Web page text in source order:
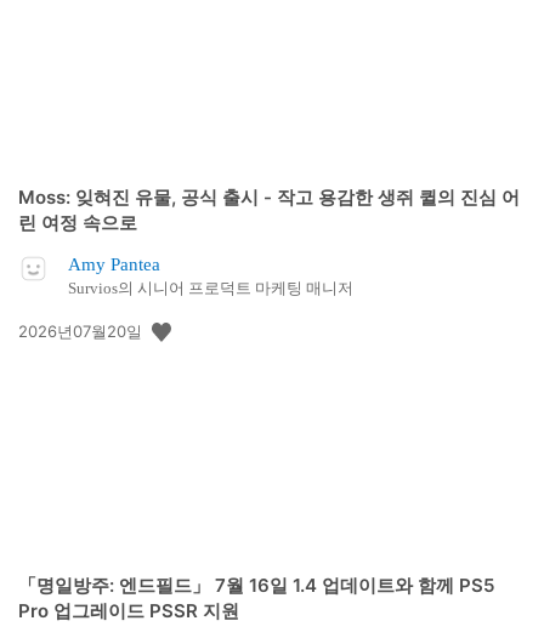
Moss: 잊혀진 유물, 공식 출시 - 작고 용감한 생쥐 퀼의 진심 어
린 여정 속으로
Amy Pantea
Survios의 시니어 프로덕트 마케팅 매니저
공
2026년07월20일
「명일방주: 엔드필드」 7월 16일 1.4 업데이트와 함께 PS5
Pro 업그레이드 PSSR 지원